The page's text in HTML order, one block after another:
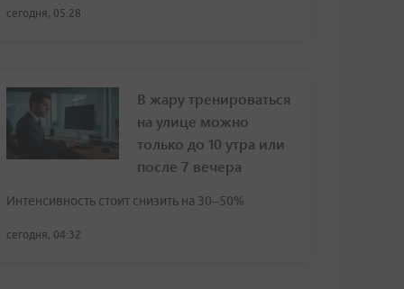
сегодня, 05:28
В жару тренироваться
на улице можно
только до 10 утра или
после 7 вечера
Интенсивность стоит снизить на 30–50%
сегодня, 04:32